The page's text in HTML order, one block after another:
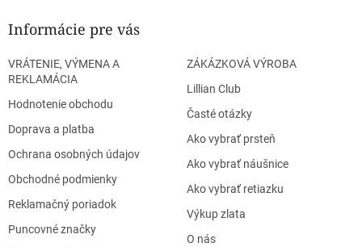
Informácie pre vás
VRÁTENIE, VÝMENA A
REKLAMÁCIA
Hodnotenie obchodu
Doprava a platba
Ochrana osobných údajov
Obchodné podmienky
Reklamačný poriadok
Puncovné značky
ZÁKÁZKOVÁ VÝROBA
Lillian Club
Časté otázky
Ako vybrať prsteň
Ako vybrať náušnice
Ako vybrať retiazku
Výkup zlata
O nás